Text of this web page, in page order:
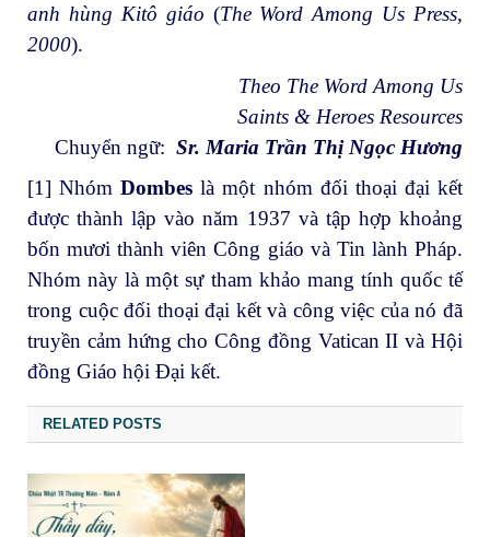
anh hùng Kitô giáo (The Word Among Us Press,
2000).
Theo The Word Among Us
Saints & Heroes Resources
Chuyển ngữ: Sr. Maria Trần Thị Ngọc Hương
[1] NhómDombes là một nhóm đối thoại đại kết
được thành lập vào năm 1937 và tập hợp khoảng
bốn mươi thành viên Công giáo và Tin lành Pháp.
Nhóm này là một sự tham khảo mang tính quốc tế
trong cuộc đối thoại đại kết và công việc của nó đã
truyền cảm hứng cho Công đồng Vatican II và Hội
đồng Giáo hội Đại kết.
RELATED POSTS